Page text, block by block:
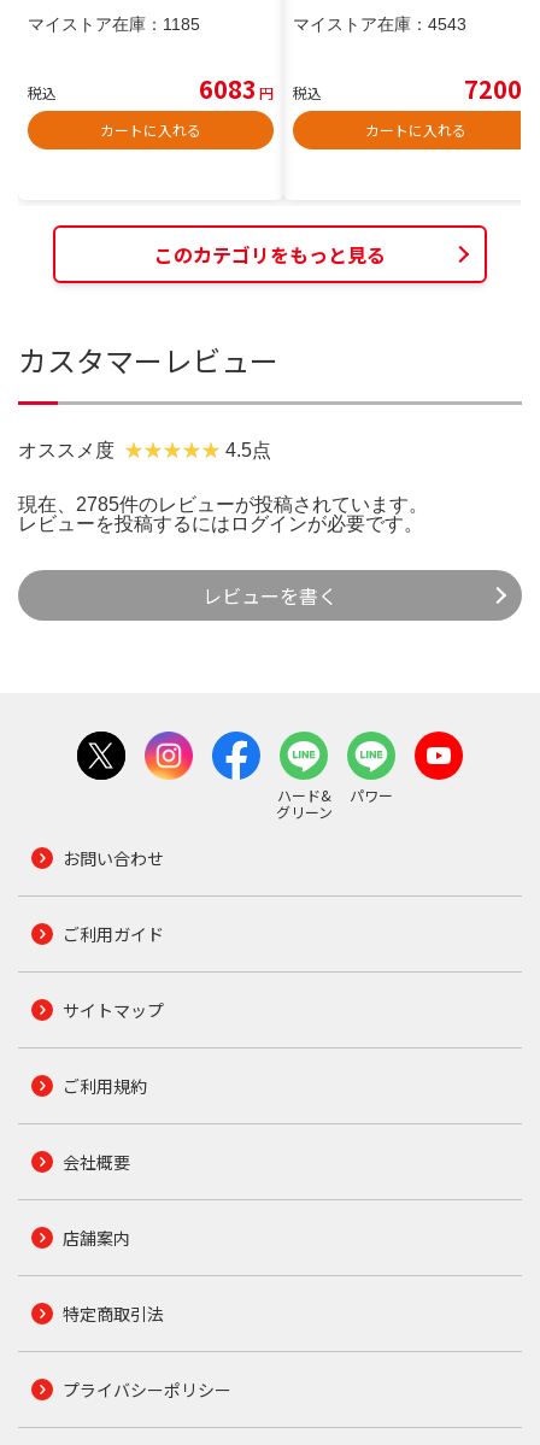
マイストア在庫： 1185
税込 6083 円
カートに入れる
マイストア在庫： 4543
税込 7200
カートに入れる
このカテゴリをもっと見る
カスタマーレビュー
オススメ度 4.5点
現在、2785件のレビューが投稿されています。
レビューを投稿するには ログインが必要です。
レビューを書く
ハード&
グリーン
パワー
お問い合わせ
ご利用ガイド
サイトマップ
ご利用規約
会社概要
店舗案内
特定商取引法
プライバシーポリシー